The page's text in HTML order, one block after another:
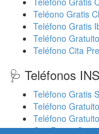
Teléono Gratis
Teléfono Gratis
Teléfono
Teléfono Cita
🩺 Teléfonos
Teléfono Gratis
Teléfono
Teléfono
Cita Previa